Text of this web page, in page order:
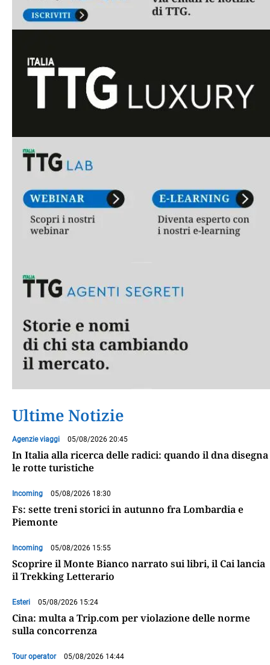
Ultime Notizie
Agenzie viaggi 05/08/2026 20:45
In Italia alla ricerca delle radici: quando il dna disegna
le rotte turistiche
Incoming 05/08/2026 18:30
Fs: sette treni storici in autunno fra Lombardia e
Piemonte
Incoming 05/08/2026 15:55
Scoprire il Monte Bianco narrato sui libri, il Cai lancia
il Trekking Letterario
Esteri 05/08/2026 15:24
Cina: multa a Trip.com per violazione delle norme
sulla concorrenza
Tour operator 05/08/2026 14:44